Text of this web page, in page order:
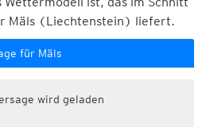
Mäls (Liechtenstein) liefert.
für Mäls
wird geladen